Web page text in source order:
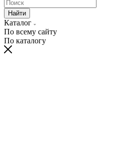
Найти
Каталог
По всему сайту
По каталогу